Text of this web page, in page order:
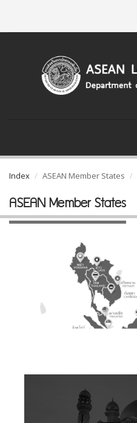
Index ASEAN Member States
ASEAN Member States